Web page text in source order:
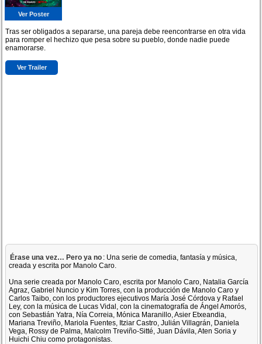
Ver Poster
Tras ser obligados a separarse, una pareja debe reencontrarse en otra vida
para romper el hechizo que pesa sobre su pueblo, donde nadie puede
enamorarse.
Ver Trailer
Érase una vez… Pero ya no : Una serie de comedia, fantasía y música,
creada y escrita por Manolo Caro.
Una serie creada por Manolo Caro, escrita por Manolo Caro, Natalia García
Agraz, Gabriel Nuncio y Kim Torres, con la producción de Manolo Caro y
Carlos Taibo, con los productores ejecutivos María José Córdova y Rafael
Ley, con la música de Lucas Vidal, con la cinematografía de Ángel Amorós,
con Sebastián Yatra, Nía Correia, Mónica Maranillo, Asier Etxeandia,
Mariana Treviño, Mariola Fuentes, Itziar Castro, Julián Villagrán, Daniela
Vega, Rossy de Palma, Malcolm Treviño-Sitté, Juan Dávila, Aten Soria y
Huichi Chiu como protagonistas.